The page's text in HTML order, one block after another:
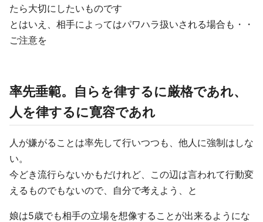
たら大切にしたいものです
とはいえ、相手によってはパワハラ扱いされる場合も・・
ご注意を
率先垂範。自らを律するに厳格であれ、
人を律するに寛容であれ
人が嫌がることは率先して行いつつも、他人に強制はしな
い。
今どき流行らないかもだけれど、この辺は言われて行動変
えるものでもないので、自分で考えよう、と
娘は5歳でも相手の立場を想像することが出来るようにな